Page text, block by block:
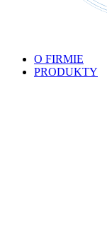
O FIRMIE
PRODUKTY